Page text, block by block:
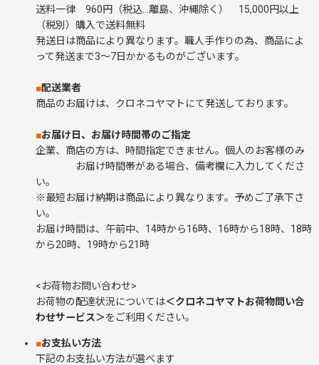
送料一律 960円（税込…離島、沖縄除く） 15,000円以上
（税別）購入で送料無料
発送日は商品により異なります。職人手作りの為、商品によ
って発送まで3～7日かかるものがございます。
■配送業者
商品のお届けは、クロネコヤマトにて発送しております。
■お届け日、お届け時間帯のご指定
企業、商店の方は、時間指定できません。個人のお客様のみ
お届け時間帯がある場合、備考欄に入力してくださ
い。
※最短お届け納期は商品により異なります。予めご了承下さ
い。
お届け時間は、午前中、14時から16時、16時から18時、18時
から20時、19時から21時
<お荷物お問い合わせ>
お荷物の配達状況については＜クロネコヤマトお荷物問い合
わせサービス＞をご利用ください。
■お支払い方法
下記のお支払い方法が選べます